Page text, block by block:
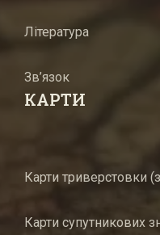
Література
Зв’язок
КАРТИ
Карти триверстовки
Карти супутникових